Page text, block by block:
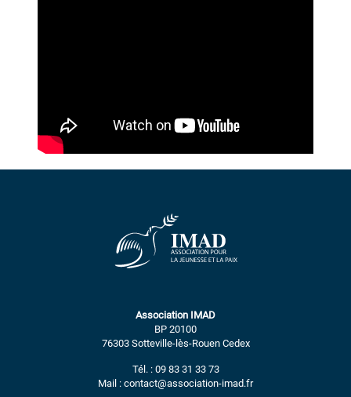
Association IMAD
BP 20100
76303 Sotteville-lès-Rouen Cedex
Tél. : 09 83 31 33 73
Mail : contact@association-imad.fr